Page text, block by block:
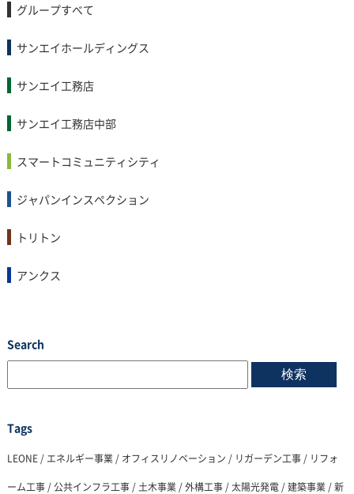
グループすべて
サンエイホールディングス
サンエイ工務店
サンエイ工務店中部
スマートコミュニティシティ
ジャパンインスペクション
トリトン
アンクス
Search
Tags
LEONE/ エネルギー事業/ オフィスリノベーション / リガーデン工事/ リフォ
ーム工事/公共インフラ工事/土木事業/外構工事/太陽光発電/建築事業/新